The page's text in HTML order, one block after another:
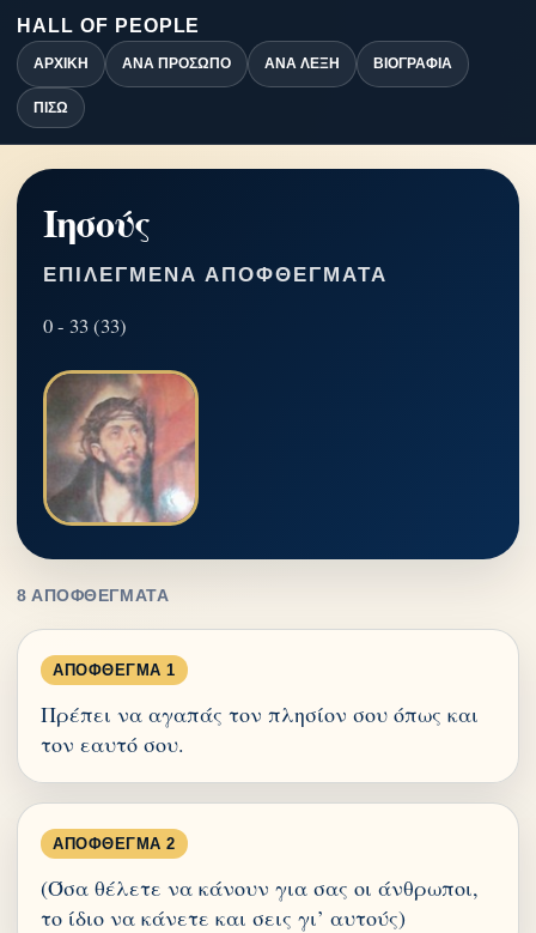
HALL OF PEOPLE
ΑΡΧΙΚΉ ΑΝΆ ΠΡΌΣΩΠΟ ΑΝΆ ΛΈΞΗ ΒΙΟΓΡΑΦΊΑ
ΠΊΣΩ
Ιησούς
ΕΠΙΛΕΓΜΈΝΑ ΑΠΟΦΘΈΓΜΑΤΑ
0 - 33 (33)
8 ΑΠΟΦΘΈΓΜΑΤΑ
ΑΠΌΦΘΕΓΜΑ 1
Πρέπει να αγαπάς τον πλησίον σου όπως και
τον εαυτό σου.
ΑΠΌΦΘΕΓΜΑ 2
(Όσα θέλετε να κάνουν για σας οι άνθρωποι,
το ίδιο να κάνετε και σεις γι’ αυτούς)